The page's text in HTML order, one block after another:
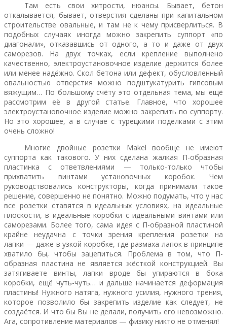
Там есть свои хитрости, нюансы. Бывает, бетон
откалывается, бывает, отверстия сделаны при капитальном
строительстве овальные, и там не к чему присверлиться. В
подобных случаях иногда можно закрепить суппорт «по
диагонали», отказавшись от одного, а то и даже от двух
саморезов. На двух точках, если крепление выполнено
качественно, электроустановочное изделие держится более
или менее надёжно. Скол бетона или дефект, обусловленный
овальностью отверстия можно подштукатурить гипсовым
вяжущим… По большому счёту это отдельная тема, мы ещё
рассмотрим её в другой статье. Главное, что хорошее
электроустановочное изделие можно закрепить по суппорту.
Но это хорошее, а в случае с турецкими поделками с этим
очень сложно!
Многие двойные розетки Makel вообще не имеют
суппорта как такового. У них сделана жалкая П-образная
пластинка с ответвлениями — только-только чтобы
прихватить винтами установочных коробок. Чем
руководствовались конструкторы, когда принимали такое
решение, совершенно не понятно. Можно подумать, что у нас
все розетки ставятся в идеальных условиях, на идеальные
плоскости, в идеальные коробки с идеальными винтами или
саморезами. Более того, сама идея с П-образной пластиной
крайне неудачна с точки зрения крепления розетки на
лапки — даже в узкой коробке, где размаха лапок в принципе
хватило бы, чтобы зацепиться. Проблема в том, что П-
образная пластина не является жёсткой конструкцией. Вы
затягиваете винты, лапки вроде бы упираются в бока
коробки, ещё чуть-чуть… и дальше начинается деформация
пластины! Нужного натяга, нужного усилия, нужного трения,
которое позволило бы закрепить изделие как следует, не
создаётся. И что бы Вы не делали, получить его невозможно.
Ага, сопротивление материалов — физику никто не отменял!